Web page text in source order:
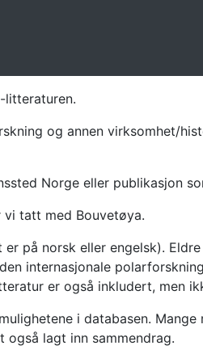
litteraturen.
og annen virksomhet/
Norge eller publikasjon
tatt med Bouvetøya.
på norsk eller engelsk).
internasjonale
er også inkludert, men
i databasen.
lagt inn sammendrag.